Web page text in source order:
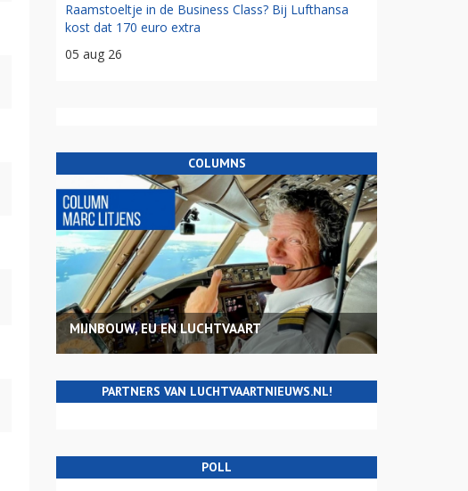
Raamstoeltje in de Business Class? Bij Lufthansa
kost dat 170 euro extra
05 aug 26
COLUMNS
MIJNBOUW, EU EN LUCHTVAART
PARTNERS VAN LUCHTVAARTNIEUWS.NL!
POLL